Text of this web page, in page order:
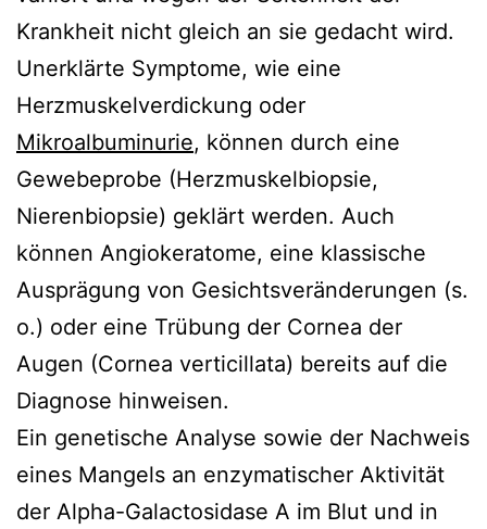
Krankheit nicht gleich an sie gedacht wird.
Unerklärte Symptome, wie eine
Herzmuskelverdickung oder
Mikroalbuminurie, können durch eine
Gewebeprobe (Herzmuskelbiopsie,
Nierenbiopsie) geklärt werden. Auch
können Angiokeratome, eine klassische
Ausprägung von Gesichtsveränderungen (s.
o.) oder eine Trübung der Cornea der
Augen (Cornea verticillata) bereits auf die
Diagnose hinweisen.
Ein genetische Analyse sowie der Nachweis
eines Mangels an enzymatischer Aktivität
der Alpha-Galactosidase A im Blut und in